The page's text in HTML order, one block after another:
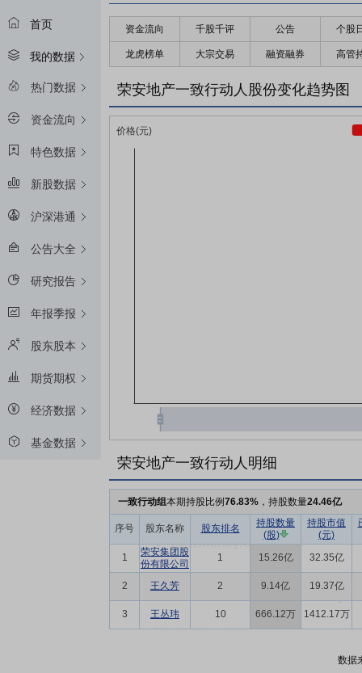
首页
我的数据
热门数据
资金流向
特色数据
新股数据
沪深港通
公告大全
研究报告
年报季报
股东股本
期货期权
经济数据
基金数据
资金流向 千股千评 公告 个股
龙虎榜单 大宗交易 融资融券 高管
荣安地产一致行动人股份变化趋势图
荣安地产一致行动人明细
一致行动组本期持股比例76.83% ，持股数量24.46亿
序号 股东名称 股东排名
持股数量
(股)
持股市值
(元)
1
荣安集团股
份有限公司
1 15.26亿 32.35亿
2 王久芳 2 9.14亿 19.37亿
3 王丛玮 10 666.12万 1412.17万
数据